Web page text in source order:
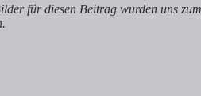
für diesen Beitrag wurden uns